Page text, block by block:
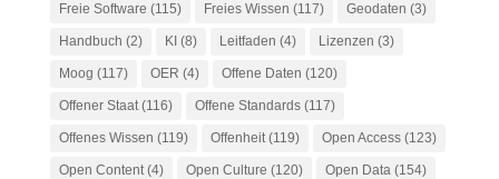
Freie Software (115) Freies Wissen (117) Geodaten (3)
Handbuch (2) KI (8) Leitfaden (4) Lizenzen (3)
Moog (117) OER (4) Offene Daten (120)
Offener Staat(116) Offene Standards(117)
Offenes Wissen (119) Offenheit(119) Open Access(123)
Open Content(4) Open Culture (120) Open Data(154)